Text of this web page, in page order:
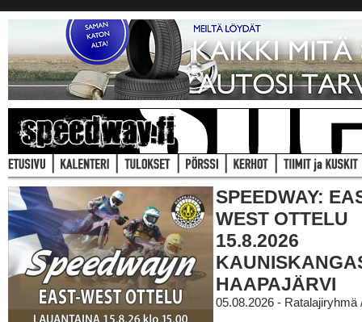
SPEEDWAY:
WEST OTTELU
15.8.2026
HAAPAJÄRVI
05.08.2026 - Ratalajiryhmä